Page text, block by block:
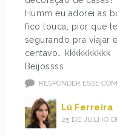
Humm eu adorei as
fico louca, pior que
segurando pra viajar
centavo… kkkkkkkkkk
Beijossss
RESPONDER ESSE
Lú Ferreira
25 DE JULHO